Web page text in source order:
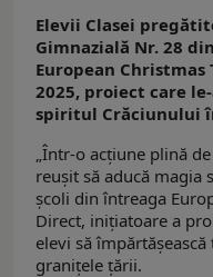
Elevii Clasei
Gimnazială Nr. 28
European Christmas
2025, proiect care
spiritul Crăciunului
„Într-o acțiune plină
reușit să aducă magia
școli din întreaga
Direct, inițiatoare a
elevi să
granițele țării.